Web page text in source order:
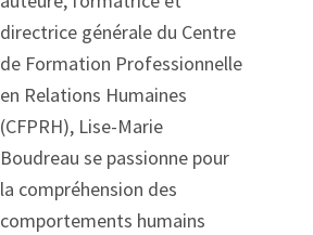
directrice générale du Centre
de Formation Professionnelle
en Relations Humaines
(CFPRH), Lise-Marie
Boudreau se passionne pour
la compréhension des
comportements humains